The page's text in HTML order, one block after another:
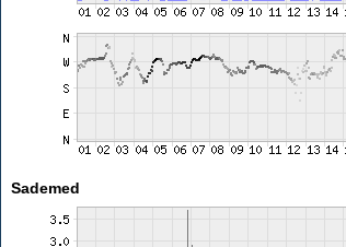
Sademed